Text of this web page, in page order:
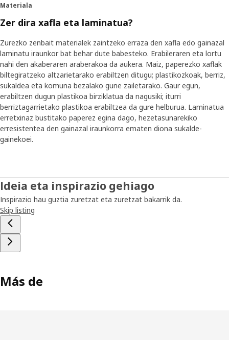
Materiala
Zer dira xafla eta laminatua?
Zurezko zenbait materialek zaintzeko erraza den xafla edo gainazal
laminatu iraunkor bat behar dute babesteko. Erabileraren eta lortu
nahi den akaberaren araberakoa da aukera. Maiz, paperezko xaflak
biltegiratzeko altzarietarako erabiltzen ditugu; plastikozkoak, berriz,
sukaldea eta komuna bezalako gune zailetarako. Gaur egun,
erabiltzen dugun plastikoa birziklatua da nagusiki; iturri
berriztagarrietako plastikoa erabiltzea da gure helburua. Laminatua
erretxinaz bustitako paperez egina dago, hezetasunarekiko
erresistentea den gainazal iraunkorra ematen diona sukalde-
gainekoei.
Ideia eta inspirazio gehiago
Inspirazio hau guztia zuretzat eta zuretzat bakarrik da.
Skip listing
Más de